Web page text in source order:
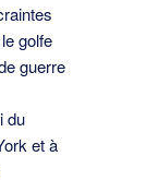
golfe
guerre
du
et à